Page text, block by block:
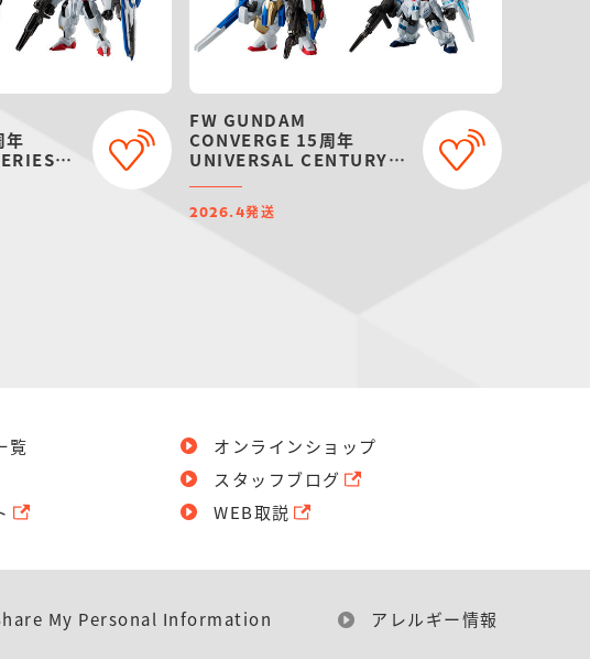
年
FW GUNDAM
CONVERGE 15周年
UNIVERSAL CENTURY
2026.4発送
覧
オンラインショップ
スタッフブログ
WEB取説
My Personal Information アレルギー情報